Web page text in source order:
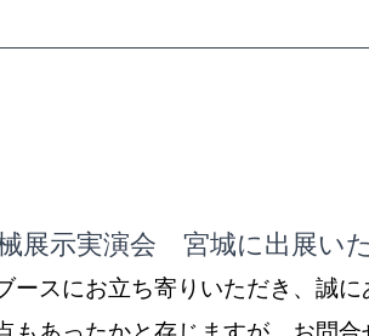
展示実演会 宮城に出展い
ースにお立ち寄りいただき、誠に
あったかと存じますが、お問合